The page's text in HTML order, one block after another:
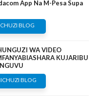
App Na M-Pesa Supa
BLOG
WA VIDEO
KUJARIBU
BLOG